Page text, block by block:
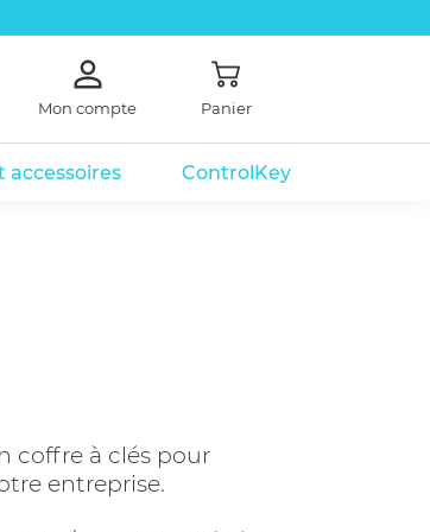
Mon compte Panier
ControlKey
coffre à clés pour
entreprise.